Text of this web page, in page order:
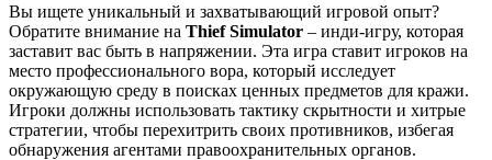
Вы ищете уникальный и захватывающий игровой опыт?
Обратите внимание на Thief Simulator – инди-игру, которая
заставит вас быть в напряжении. Эта игра ставит игроков на
место профессионального вора, который исследует
окружающую среду в поисках ценных предметов для кражи.
Игроки должны использовать тактику скрытности и хитрые
стратегии, чтобы перехитрить своих противников, избегая
обнаружения агентами правоохранительных органов.